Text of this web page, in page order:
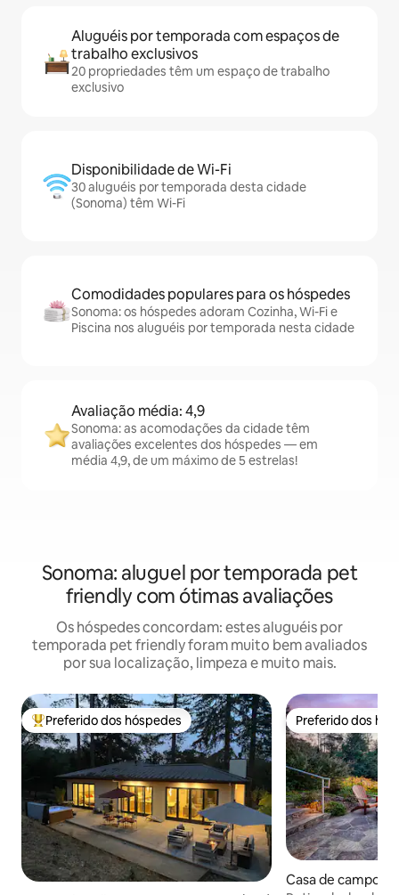
Aluguéis por temporada com espaços de
trabalho exclusivos
20 propriedades têm um espaço de trabalho
exclusivo
Disponibilidade de Wi-Fi
30 aluguéis por temporada desta cidade
(Sonoma) têm Wi-Fi
Comodidades populares para os hóspedes
Sonoma: os hóspedes adoram Cozinha, Wi-Fi e
Piscina nos aluguéis por temporada nesta cidade
Avaliação média: 4,9
Sonoma: as acomodações da cidade têm
avaliações excelentes dos hóspedes — em
média 4,9, de um máximo de 5 estrelas!
Sonoma: aluguel por temporada pet
friendly com ótimas avaliações
Os hóspedes concordam: estes aluguéis por
temporada pet friendly foram muito bem avaliados
por sua localização, limpeza e muito mais.
Entre os melhores preferidos dos hóspedes
Preferido dos hóspedes Preferido dos
Preferido dos
Casa de campo ⋅